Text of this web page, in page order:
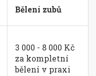
Bělení zubů
3 000 - 8 000 Kč
za kompletní
bělení v praxi